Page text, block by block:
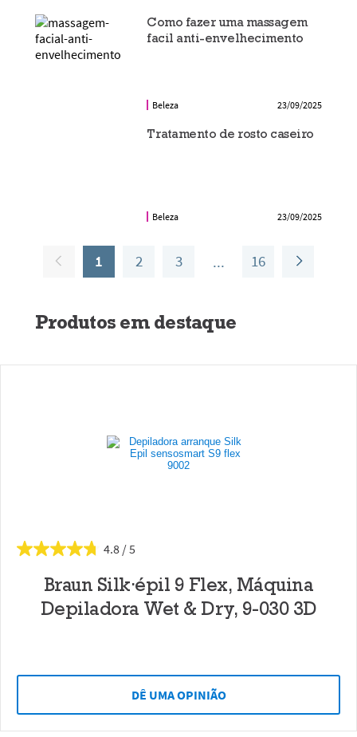
Como fazer uma massagem
facil anti-envelhecimento
Beleza 23/09/2025
Tratamento de rosto caseiro
Beleza 23/09/2025
1 2 3 16
Produtos em destaque
4.8
Braun Silk·épil 9 Flex, Máquina
Depiladora Wet & Dry, 9-030 3D
DÊ UMA OPINIÃO